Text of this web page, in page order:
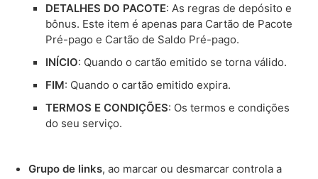
DETALHES DO PACOTE: As regras de depósito e
bônus. Este item é apenas para Cartão de Pacote
Pré-pago e Cartão de Saldo Pré-pago.
INÍCIO: Quando o cartão emitido se torna válido.
FIM: Quando o cartão emitido expira.
TERMOS E CONDIÇÕES: Os termos e condições
do seu serviço.
Grupo de links, ao marcar ou desmarcar controla a